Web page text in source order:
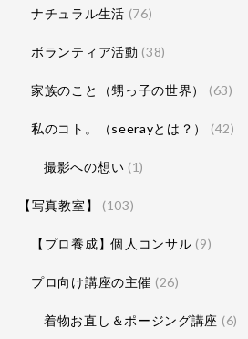
ナチュラル生活 (76)
ボランティア活動 (38)
家族のこと（甥っ子の世界） (63)
私のコト。（seerayとは？） (42)
撮影への想い (1)
【写真教室】 (103)
【プロ養成】個人コンサル (9)
プロ向け講座の主催 (26)
着物お直し＆ポージング講座 (6)